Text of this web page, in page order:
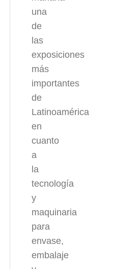
una
de
las
exposiciones
más
importantes
de
Latinoamérica
en
cuanto
a
la
tecnología
y
maquinaria
para
envase,
embalaje